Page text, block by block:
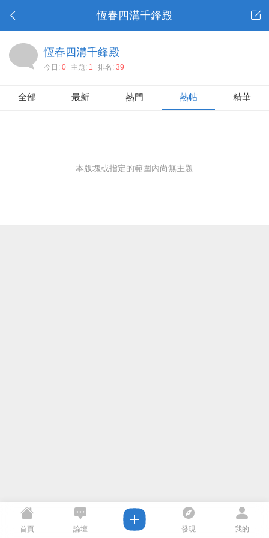
恆春四溝千鋒殿
恆春四溝千鋒殿
今日: 0 主題: 1 排名: 39
全部 最新 熱門 熱帖 精華
本版塊或指定的範圍內尚無主題
首頁 論壇 發現 我的